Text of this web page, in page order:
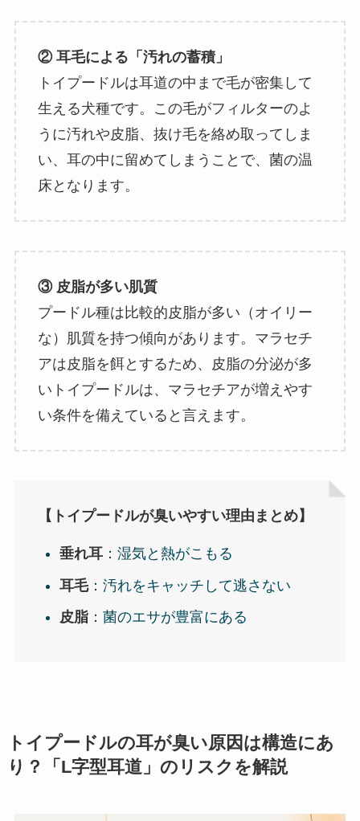
② 耳毛による「汚れの蓄積」
トイプードルは耳道の中まで毛が密集して
生える犬種です。この毛がフィルターのよ
うに汚れや皮脂、抜け毛を絡め取ってしま
い、耳の中に留めてしまうことで、菌の温
床となります。
③ 皮脂が多い肌質
プードル種は比較的皮脂が多い（オイリー
な）肌質を持つ傾向があります。マラセチ
アは皮脂を餌とするため、皮脂の分泌が多
いトイプードルは、マラセチアが増えやす
い条件を備えていると言えます。
【トイプードルが臭いやすい理由まとめ】
垂れ耳：湿気と熱がこもる
耳毛：汚れをキャッチして逃さない
皮脂：菌のエサが豊富にある
トイプードルの耳が臭い原因は構造にあ
り？「L字型耳道」のリスクを解説